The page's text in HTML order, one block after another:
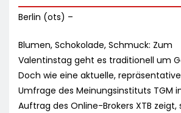
Berlin (ots) –
Blumen, Schokolade, Schmuck: Zum
Valentinstag geht es traditionell um
Doch wie eine aktuelle, repräsentative
Umfrage des Meinungsinstituts TGM
Auftrag des Online-Brokers XTB zeigt,